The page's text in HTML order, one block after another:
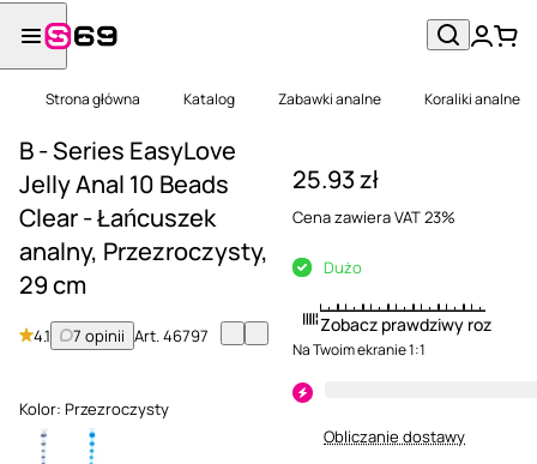
Strona główna Katalog Zabawki analne Koraliki analne
B - Series EasyLove
Jelly Anal 10 Beads
Clear - Łańcuszek
analny, Przezroczysty,
29 cm
4.1 7 opinii Art.46797
Kolor: Przezroczysty
25.93 zł
Cena zawiera VAT 23%
Dużo
Zobacz prawdziwy rozmiar
Na Twoim ekranie 1:1
Obliczanie dostawy